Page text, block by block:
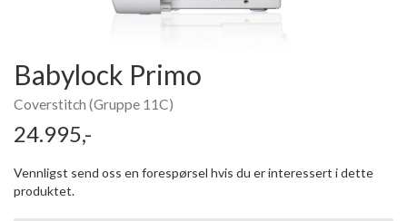
Babylock Primo
Coverstitch (Gruppe 11C)
24.995,-
Vennligst send oss en forespørsel hvis du er interessert i dette
produktet.